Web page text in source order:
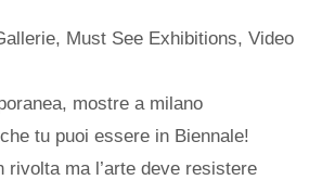
, Must See Exhibitions,Video
, mostre a milano
tu puoi essere in Biennale!
rivolta ma l’arte deve resistere